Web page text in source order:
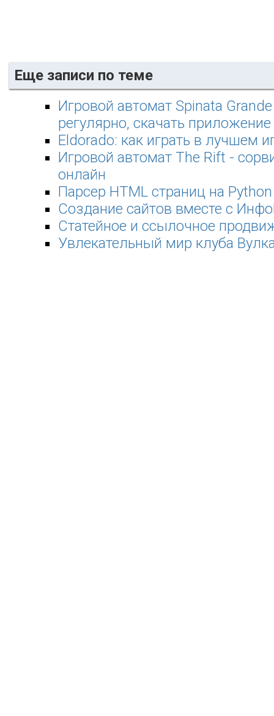
Еще записи по теме
Игровой автомат Spinata
регулярно, скачать
Eldorado: как играть в лучшем
Игровой автомат The Rift -
онлайн
Парсер HTML страниц на Python
Создание сайтов вместе с
Статейное и ссылочное
Увлекательный мир клуба